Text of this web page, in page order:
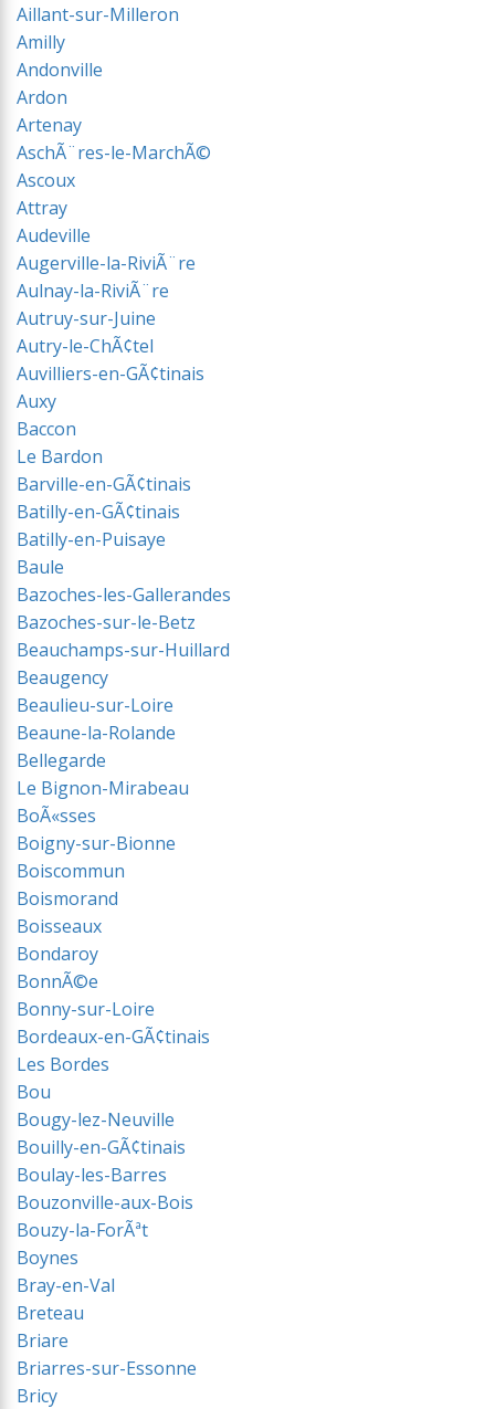
Aillant-sur-Milleron
Amilly
Andonville
Ardon
Artenay
AschÃ¨res-le-MarchÃ©
Ascoux
Attray
Audeville
Augerville-la-RiviÃ¨re
Aulnay-la-RiviÃ¨re
Autruy-sur-Juine
Autry-le-ChÃ¢tel
Auvilliers-en-GÃ¢tinais
Auxy
Baccon
Le Bardon
Barville-en-GÃ¢tinais
Batilly-en-GÃ¢tinais
Batilly-en-Puisaye
Baule
Bazoches-les-Gallerandes
Bazoches-sur-le-Betz
Beauchamps-sur-Huillard
Beaugency
Beaulieu-sur-Loire
Beaune-la-Rolande
Bellegarde
Le Bignon-Mirabeau
BoÃ«sses
Boigny-sur-Bionne
Boiscommun
Boismorand
Boisseaux
Bondaroy
BonnÃ©e
Bonny-sur-Loire
Bordeaux-en-GÃ¢tinais
Les Bordes
Bou
Bougy-lez-Neuville
Bouilly-en-GÃ¢tinais
Boulay-les-Barres
Bouzonville-aux-Bois
Bouzy-la-ForÃªt
Boynes
Bray-en-Val
Breteau
Briare
Briarres-sur-Essonne
Bricy